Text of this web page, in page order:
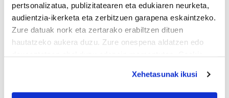
pertsonalizatua, publizitatearen eta edukiaren neurketa,
audientzia-ikerketa eta zerbitzuen garapena eskaintzeko.
Zure datuak nork eta zertarako erabiltzen dituen
hautatzeko aukera duzu. Zure onespena aldatzen edo
If you allow, we would also like to:
Xehetasunak ikusi